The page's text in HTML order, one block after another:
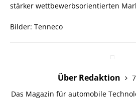
stärker wettbewerbsorientierten
Bilder: Tenneco
Über Redaktion
Das Magazin für automobile